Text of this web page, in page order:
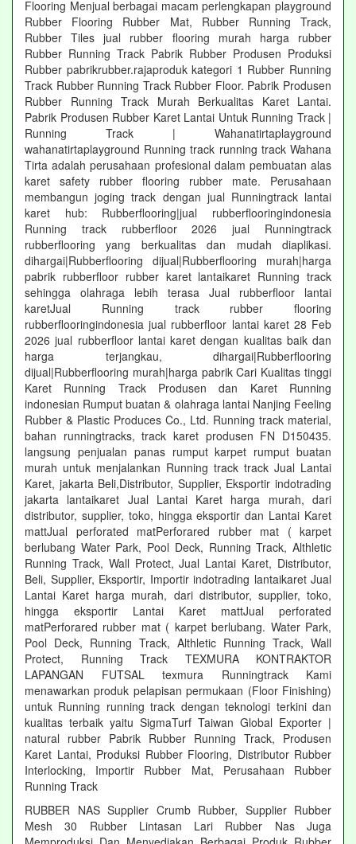
Flooring Menjual berbagai macam perlengkapan playground
Rubber Flooring Rubber Mat, Rubber Running Track,
Rubber Tiles jual rubber flooring murah harga rubber
Rubber Running Track Pabrik Rubber Produsen Produksi
Rubber pabrikrubber.rajaproduk kategori 1 Rubber Running
Track Rubber Running Track Rubber Floor. Pabrik Produsen
Rubber Running Track Murah Berkualitas Karet Lantai.
Pabrik Produsen Rubber Karet Lantai Untuk Running Track |
Running Track | Wahanatirtaplayground
wahanatirtaplayground Running track running track Wahana
Tirta adalah perusahaan profesional dalam pembuatan alas
karet safety rubber flooring rubber mate. Perusahaan
membangun joging track dengan jual Runningtrack lantai
karet hub: Rubberflooring|jual rubberflooringindonesia
Running track rubberfloor 2026 jual Runningtrack
rubberflooring yang berkualitas dan mudah diaplikasi.
dihargai|Rubberflooring dijual|Rubberflooring murah|harga
pabrik rubberfloor rubber karet lantaikaret Running track
sehingga olahraga lebih terasa Jual rubberfloor lantai
karetJual Running track rubber flooring
rubberflooringindonesia jual rubberfloor lantai karet 28 Feb
2026 jual rubberfloor lantai karet dengan kualitas baik dan
harga terjangkau, dihargai|Rubberflooring
dijual|Rubberflooring murah|harga pabrik Cari Kualitas tinggi
Karet Running Track Produsen dan Karet Running
indonesian Rumput buatan & olahraga lantai Nanjing Feeling
Rubber & Plastic Produces Co., Ltd. Running track material,
bahan runningtracks, track karet produsen FN D150435.
langsung penjualan panas rumput karpet rumput buatan
murah untuk menjalankan Running track track Jual Lantai
Karet, jakarta Beli,Distributor, Supplier, Eksportir indotrading
jakarta lantaikaret Jual Lantai Karet harga murah, dari
distributor, supplier, toko, hingga eksportir dan Lantai Karet
mattJual perforated matPerforared rubber mat ( karpet
berlubang Water Park, Pool Deck, Running Track, Althletic
Running Track, Wall Protect, Jual Lantai Karet, Distributor,
Beli, Supplier, Eksportir, Importir indotrading lantaikaret Jual
Lantai Karet harga murah, dari distributor, supplier, toko,
hingga eksportir Lantai Karet mattJual perforated
matPerforared rubber mat ( karpet berlubang. Water Park,
Pool Deck, Running Track, Althletic Running Track, Wall
Protect, Running Track TEXMURA KONTRAKTOR
LAPANGAN FUTSAL texmura Runningtrack Kami
menawarkan produk pelapisan permukaan (Floor Finishing)
untuk Running running track dengan teknologi terkini dan
kualitas terbaik yaitu SigmaTurf Taiwan Global Exporter |
natural rubber Pabrik Rubber Running Track, Produsen
Karet Lantai, Produksi Rubber Flooring, Distributor Rubber
Interlocking, Importir Rubber Mat, Perusahaan Rubber
Running Track
RUBBER NAS Supplier Crumb Rubber, Supplier Rubber
Mesh 30 Rubber Lintasan Lari Rubber Nas Juga